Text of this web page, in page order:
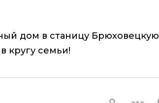
дом в станицу Брюховецкую
в кругу семьи!